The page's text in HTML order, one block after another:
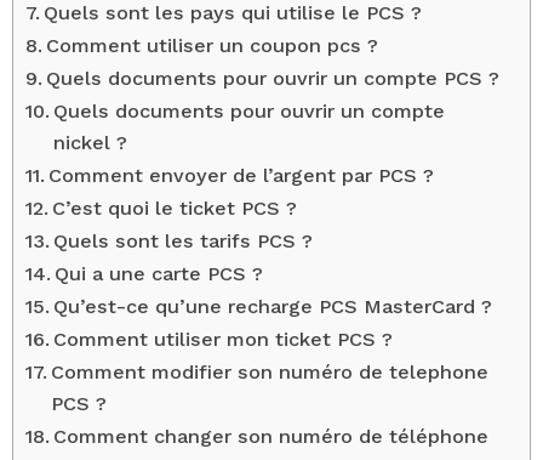
Quels sont les pays qui utilise le PCS ?
Comment utiliser un coupon pcs ?
Quels documents pour ouvrir un compte PCS ?
Quels documents pour ouvrir un compte
nickel ?
Comment envoyer de l’argent par PCS ?
C’est quoi le ticket PCS ?
Quels sont les tarifs PCS ?
Qui a une carte PCS ?
Qu’est-ce qu’une recharge PCS MasterCard ?
Comment utiliser mon ticket PCS ?
Comment modifier son numéro de telephone
PCS ?
Comment changer son numéro de téléphone